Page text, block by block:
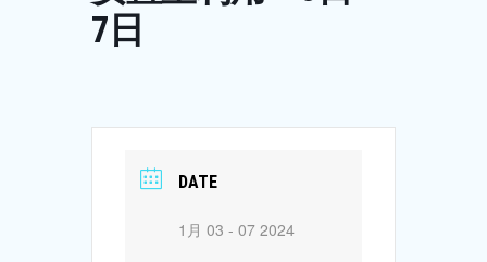
7日
DATE
1月 03 - 07 2024